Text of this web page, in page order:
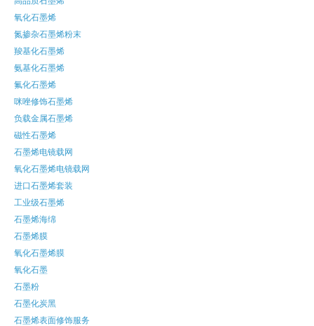
氧化石墨烯
氮掺杂石墨烯粉末
羧基化石墨烯
氨基化石墨烯
氟化石墨烯
咪唑修饰石墨烯
负载金属石墨烯
磁性石墨烯
石墨烯电镜载网
氧化石墨烯电镜载网
进口石墨烯套装
工业级石墨烯
石墨烯海绵
石墨烯膜
氧化石墨烯膜
氧化石墨
石墨粉
石墨化炭黑
石墨烯表面修饰服务